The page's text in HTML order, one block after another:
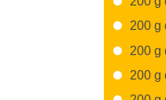
200 g
200 g
200 g